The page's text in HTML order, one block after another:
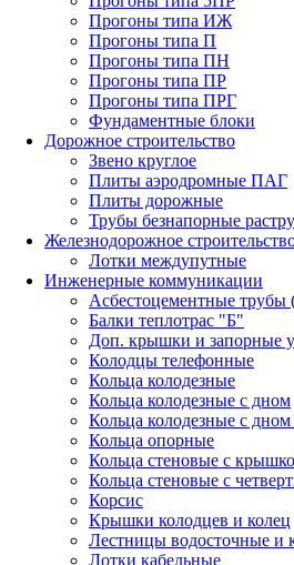
Прогоны типа ИЖ
Прогоны типа П
Прогоны типа ПН
Прогоны типа ПР
Прогоны типа ПРГ
Фундаментные блоки
Дорожное строительство
Звено круглое
Плиты аэродромные ПАГ
Плиты дорожные
Трубы безнапорные
Железнодорожное
Лотки междупутные
Инженерные коммуникации
Асбестоцементные трубы
Балки теплотрас "Б"
Доп. крышки и запорные
Колодцы телефонные
Кольца колодезные
Кольца колодезные с дном
Кольца колодезные с
Кольца опорные
Кольца стеновые с
Кольца стеновые с
Корсис
Крышки колодцев и колец
Лестницы водосточные и
Лотки кабельные